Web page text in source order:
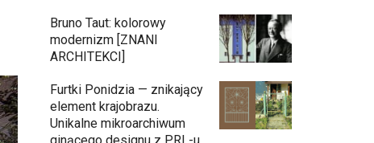
Bruno Taut: kolorowy
modernizm [ZNANI
ARCHITEKCI]
Furtki Ponidzia — znikający
element krajobrazu.
Unikalne mikroarchiwum